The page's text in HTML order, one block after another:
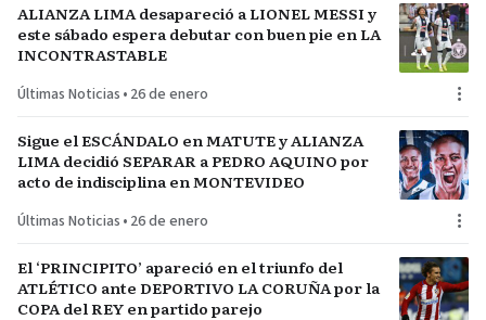
ALIANZA LIMA desapareció a LIONEL MESSI y
este sábado espera debutar con buen pie en LA
INCONTRASTABLE
Últimas Noticias • 26 de enero
Sigue el ESCÁNDALO en MATUTE y ALIANZA
LIMA decidió SEPARAR a PEDRO AQUINO por
acto de indisciplina en MONTEVIDEO
Últimas Noticias • 26 de enero
El ‘PRINCIPITO’ apareció en el triunfo del
ATLÉTICO ante DEPORTIVO LA CORUÑA por la
COPA del REY en partido parejo